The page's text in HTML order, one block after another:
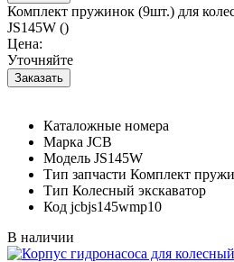
Комплект пружинок (9шт.) для
JS145W ()
Цена:
Уточняйте
Каталожные номера
Марка JCB
Модель JS145W
Тип запчасти Комплект
Тип Колесный экскаватор
Код jcbjs145wmp10
В наличии